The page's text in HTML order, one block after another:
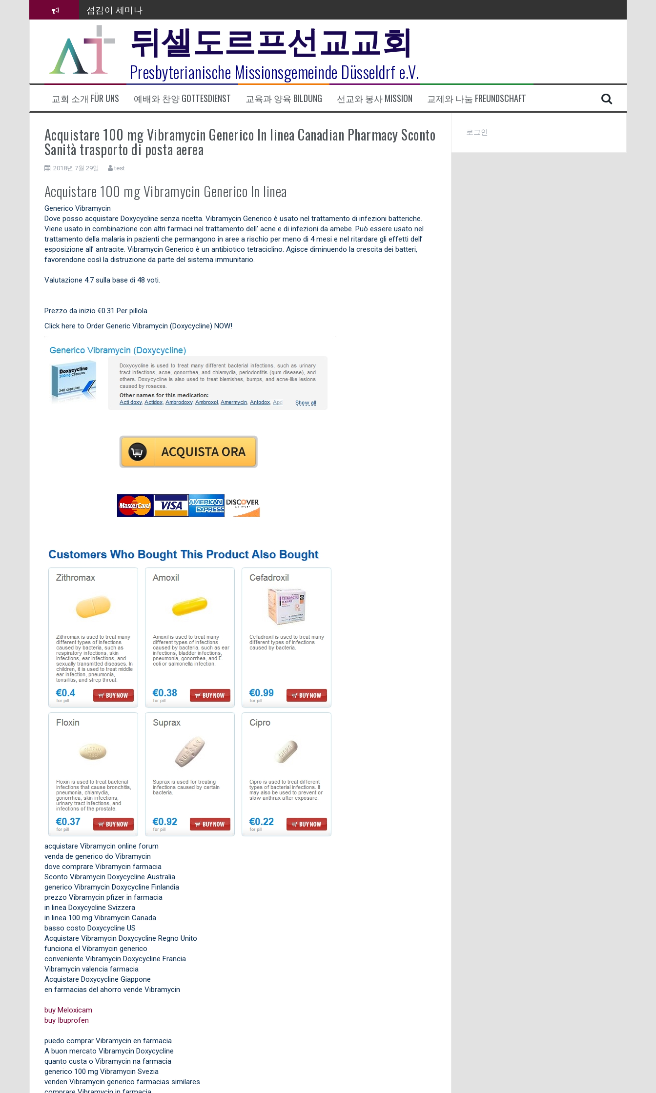
김태희 자매 졸업연주
2023년 어린이 주일 유초등부 발표
라합3 나라 봉헌송
그리스도인의 생활영성 1기 수료식
은퇴사-우선화 권사
20260322 주안에 가만히 머물기(요한복음 15:1-17) 손교훈목사
뒤셀도르프선교교회
Presbyterianische Missionsgemeinde Düsseldrf e.V.
교회 소개 FÜR UNS 예배와 찬양 GOTTESDIENST 교육과 양육 BILDUNG 선교와 봉사 MISSION 교제와 나눔 FREUNDSCHAFT
Acquistare 100 mg Vibramycin Generico In linea Canadian Pharmacy Sconto
Sanità trasporto di posta aerea
2018년 7월 29일 test
Acquistare 100 mg Vibramycin Generico In linea
Generico Vibramycin
Dove posso acquistare Doxycycline senza ricetta. Vibramycin Generico è usato nel trattamento di infezioni batteriche.
Viene usato in combinazione con altri farmaci nel trattamento dell’ acne e di infezioni da amebe. Può essere usato nel
trattamento della malaria in pazienti che permangono in aree a rischio per meno di 4 mesi e nel ritardare gli effetti dell’
esposizione all’ antracite. Vibramycin Generico è un antibiotico tetraciclino. Agisce diminuendo la crescita dei batteri,
favorendone così la distruzione da parte del sistema immunitario.
Valutazione 4.7sulla base di 48 voti.
Prezzo da inizio €0.31 Per pillola
Click here to Order Generic Vibramycin (Doxycycline) NOW!
acquistare Vibramycin online forum
venda de generico do Vibramycin
dove comprare Vibramycin farmacia
Sconto Vibramycin Doxycycline Australia
generico Vibramycin Doxycycline Finlandia
prezzo Vibramycin pfizer in farmacia
in linea Doxycycline Svizzera
in linea 100 mg Vibramycin Canada
basso costo Doxycycline US
Acquistare Vibramycin Doxycycline Regno Unito
funciona el Vibramycin generico
conveniente Vibramycin Doxycycline Francia
Vibramycin valencia farmacia
Acquistare Doxycycline Giappone
en farmacias del ahorro vende Vibramycin
buy Meloxicam
buy Ibuprofen
puedo comprar Vibramycin en farmacia
A buon mercato Vibramycin Doxycycline
quanto custa o Vibramycin na farmacia
generico 100 mg Vibramycin Svezia
venden Vibramycin generico farmacias similares
로그인